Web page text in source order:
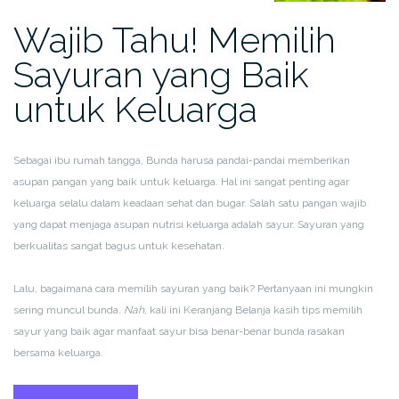
Wajib Tahu! Memilih
Sayuran yang Baik
untuk Keluarga
Sebagai ibu rumah tangga, Bunda harusa pandai-pandai memberikan
asupan pangan yang baik untuk keluarga. Hal ini sangat penting agar
keluarga selalu dalam keadaan sehat dan bugar. Salah satu pangan wajib
yang dapat menjaga asupan nutrisi keluarga adalah sayur. Sayuran yang
berkualitas sangat bagus untuk kesehatan.
Lalu, bagaimana cara memilih sayuran yang baik? Pertanyaan ini mungkin
sering muncul bunda. Nah, kali ini Keranjang Belanja kasih tips memilih
sayur yang baik agar manfaat sayur bisa benar-benar bunda rasakan
bersama keluarga.